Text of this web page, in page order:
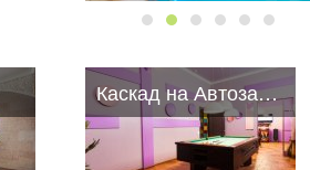
Каскад на Автозаводской
Каскад на Автозаводской